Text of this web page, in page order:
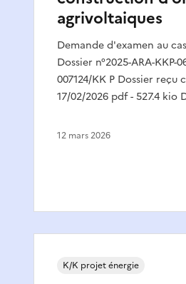
agrivoltaiques
Demande d'examen au
Dossier n°2025-ARA-KKP-
007124/KK P Dossier reçu
17/02/2026 pdf - 527.4 kio
12 mars 2026
K/K projet énergie